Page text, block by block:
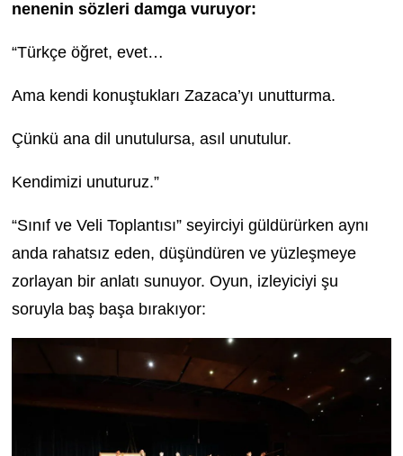
nenenin sözleri damga vuruyor:
“Türkçe öğret, evet…
Ama kendi konuştukları Zazaca’yı unutturma.
Çünkü ana dil unutulursa, asıl unutulur.
Kendimizi unuturuz.”
“Sınıf ve Veli Toplantısı” seyirciyi güldürürken aynı
anda rahatsız eden, düşündüren ve yüzleşmeye
zorlayan bir anlatı sunuyor. Oyun, izleyiciyi şu
soruyla baş başa bırakıyor: